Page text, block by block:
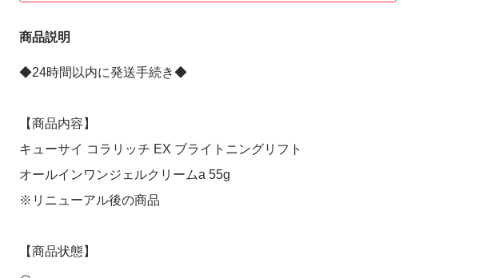
商品説明
◆24時間以内に発送手続き◆
【商品内容】
キューサイ コラリッチ EX ブライトニングリフト
オールインワンジェルクリームa 55g
※リニューアル後の商品
【商品状態】